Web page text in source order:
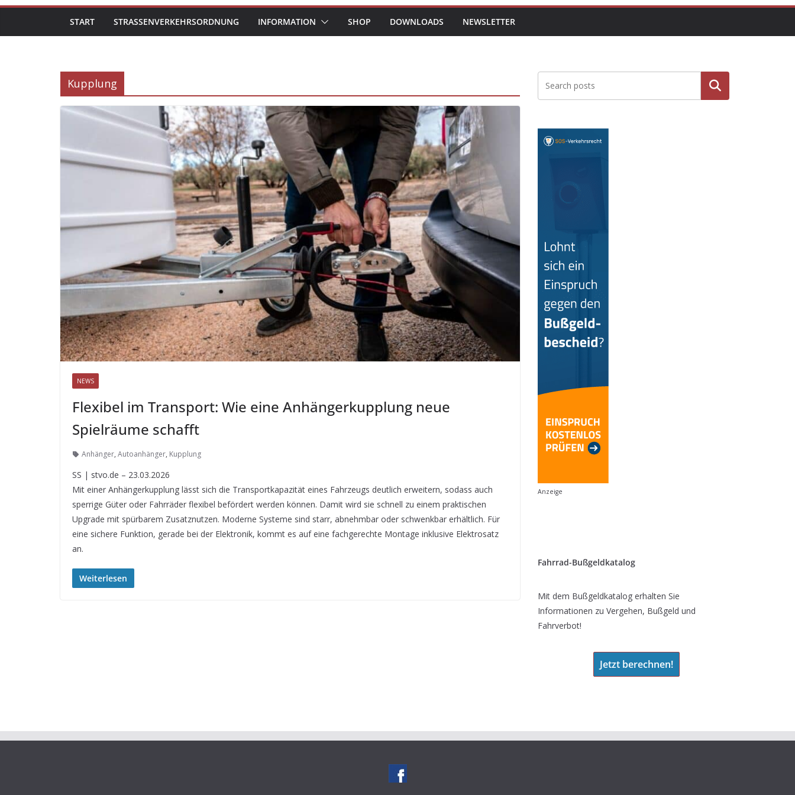
START STRASSENVERKEHRSORDNUNG INFORMATION SHOP DOWNLOADS NEWSLETTER
Kupplung
NEWS
Flexibel im Transport: Wie eine Anhängerkupplung neue
Spielräume schafft
Anhänger, Autoanhänger, Kupplung
SS | stvo.de – 23.03.2026
Mit einer Anhängerkupplung lässt sich die Transportkapazität eines Fahrzeugs deutlich erweitern, sodass auch
sperrige Güter oder Fahrräder flexibel befördert werden können. Damit wird sie schnell zu einem praktischen
Upgrade mit spürbarem Zusatznutzen. Moderne Systeme sind starr, abnehmbar oder schwenkbar erhältlich. Für
eine sichere Funktion, gerade bei der Elektronik, kommt es auf eine fachgerechte Montage inklusive Elektrosatz
an.
Weiterlesen
Suche
Anzeige
Fahrrad-Bußgeldkatalog
Mit dem Bußgeldkatalog erhalten Sie
Informationen zu Vergehen, Bußgeld und
Fahrverbot!
Jetzt berechnen!